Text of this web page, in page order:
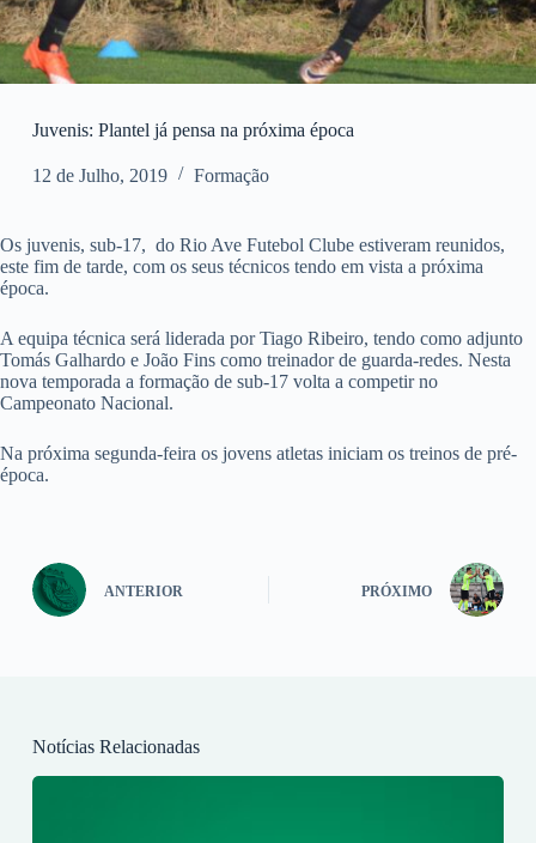
Juvenis: Plantel já pensa na próxima época
12 de Julho, 2019 Formação
Os juvenis, sub-17, do Rio Ave Futebol Clube estiveram reunidos,
este fim de tarde, com os seus técnicos tendo em vista a próxima
época.
A equipa técnica será liderada por Tiago Ribeiro, tendo como adjunto
Tomás Galhardo e João Fins como treinador de guarda-redes. Nesta
nova temporada a formação de sub-17 volta a competir no
Campeonato Nacional.
Na próxima segunda-feira os jovens atletas iniciam os treinos de pré-
época.
ANTERIOR PRÓXIMO
Notícias Relacionadas